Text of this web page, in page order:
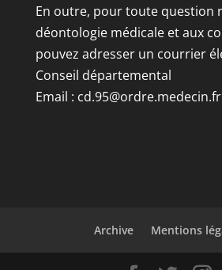
En outre, pour toute question
déontologie médicale et aux
pouvez adresser un courrier
Conseil départemental
Email : cd.95@ordre.medecin.fr
Archive Mentions